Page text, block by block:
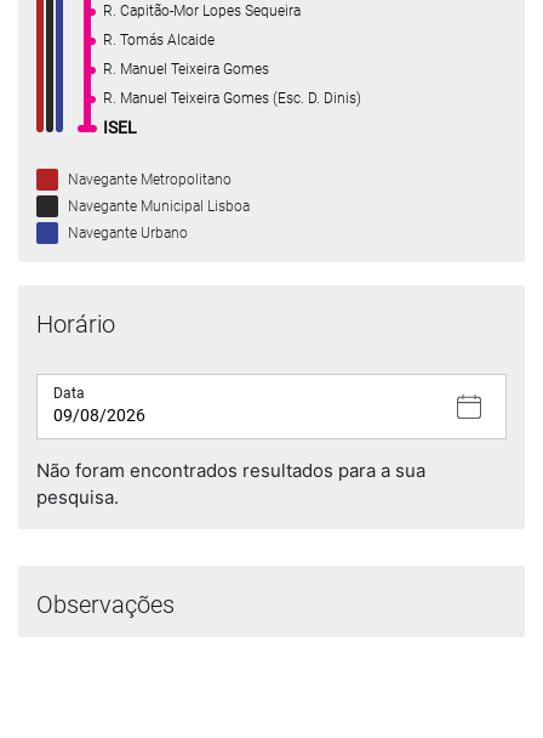
R. Capitão-Mor Lopes Sequeira
R. Tomás Alcaide
R. Manuel Teixeira Gomes
R. Manuel Teixeira Gomes (Esc. D. Dinis)
ISEL
Navegante Metropolitano
Navegante Municipal Lisboa
Navegante Urbano
Horário
Data
Não foram encontrados resultados para a sua
pesquisa.
Observações